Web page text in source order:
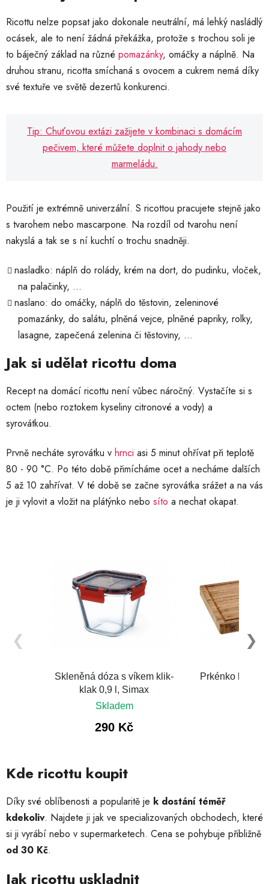
Ricottu nelze popsat jako dokonale neutrální, má lehký nasládlý
ocásek, ale to není žádná překážka, protože s trochou soli je
to báječný základ na různé pomazánky, omáčky a náplně. Na
druhou stranu, ricotta smíchaná s ovocem a cukrem nemá díky
své textuře ve světě dezertů konkurenci.
Tip: Chuťovou extázi zažijete v kombinaci s domácím
pečivem, které můžete doplnit o jahody nebo
marmeládu.
Použití je extrémně univerzální. S ricottou pracujete stejně jako
s tvarohem nebo mascarpone. Na rozdíl od tvarohu není
nakyslá a tak se s ní kuchtí o trochu snadněji.
nasladko: náplň do rolády, krém na dort, do pudinku, vloček,
na palačinky, …
naslano: do omáčky, náplň do těstovin, zeleninové
pomazánky, do salátu, plněná vejce, plněné papriky, rolky,
lasagne, zapečená zelenina či těstoviny, …
Jak si udělat ricottu doma
Recept na domácí ricottu není vůbec náročný. Vystačíte si s
octem (nebo roztokem kyseliny citronové a vody) a
syrovátkou.
Prvně necháte syrovátku v hrnci asi 5 minut ohřívat při teplotě
80 - 90 °C. Po této době přimícháme ocet a necháme dalších
5 až 10 zahřívat. V té době se začne syrovátka srážet a na vás
je ji vylovit a vložit na plátýnko nebo síto a nechat okapat.
Kde ricottu koupit
Díky své oblíbenosti a popularitě je k dostání téměř
kdekoliv. Najdete ji jak ve specializovaných obchodech, které
si ji vyrábí nebo v supermarketech. Cena se pohybuje přibližně
od 30 Kč.
Jak ricottu uskladnit